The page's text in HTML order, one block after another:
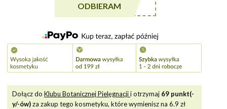
ODBIERAM
******A5
Dołącz do Klubu Botanicznej Pielęgnacjii otrzymaj 69 punkt(-
y/-ów)za zakup tego kosmetyku, które wymienisz na 6.9 zł